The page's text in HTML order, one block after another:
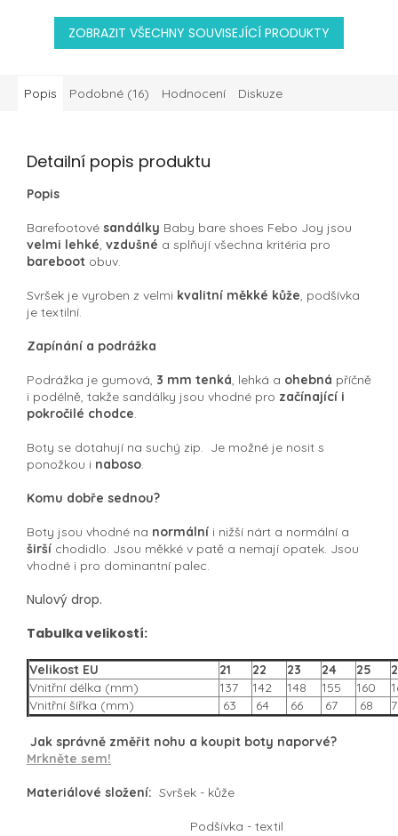
ZOBRAZIT VŠECHNY SOUVISEJÍCÍ PRODUKTY
Popis Podobné (16) Hodnocení Diskuze
Detailní popis produktu
Popis
Barefootové sandálky Baby bare shoes Febo Joy jsou
velmi lehké, vzdušné a splňují všechna kritéria pro
bareboot obuv.
Svršek je vyroben z velmi kvalitní měkké kůže, podšívka
je textilní.
Zapínání a podrážka
Podrážka je gumová, 3 mm tenká, lehká a ohebná příčně
i podélně, takže sandálky jsou vhodné pro začínající i
pokročilé chodce.
Boty se dotahují na suchý zip. Je možné je nosit s
ponožkou i naboso.
Komu dobře sednou?
Boty jsou vhodné na normální i nižší nárt a normální a
širší chodidlo. Jsou měkké v patě a nemají opatek. Jsou
vhodné i pro dominantní palec.
Nulový drop.
Tabulka velikostí:
Velikost EU 21 22 23 24 25
Vnitřní délka (mm)
137 142 148 155 160
Vnitřní šířka (mm)
63 64 66 67 68
Jak správně změřit nohu a koupit boty naporvé?
Mrkněte sem!
Materiálové složení: Svršek - kůže
Podšívka - textil